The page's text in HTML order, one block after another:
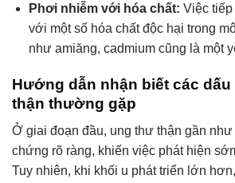
Phơi nhiễm với hóa chất: Việc
với một số hóa chất độc hại trong
như amiăng, cadmium cũng là một
Hướng dẫn nhận biết các
thận thường gặp
Ở giai đoạn đầu, ung thư thận gần như
chứng rõ ràng, khiến việc phát hiện
Tuy nhiên, khi khối u phát triển lớn